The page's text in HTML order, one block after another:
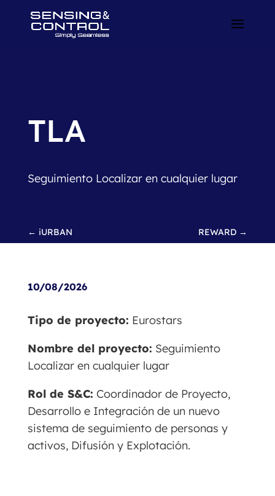
TLA
Seguimiento Localizar en cualquier lugar
← iURBAN REWARD →
10/08/2026
Tipo de proyecto: Eurostars
Nombre del proyecto: Seguimiento
Localizar en cualquier lugar
Rol de S&C: Coordinador de Proyecto,
Desarrollo e Integración de un nuevo
sistema de seguimiento de personas y
activos, Difusión y Explotación.